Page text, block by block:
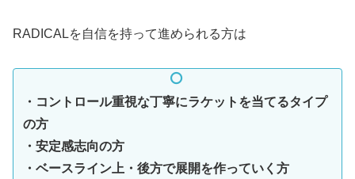
RADICALを自信を持って進められる方は
・コントロール重視な丁寧にラケットを当てるタイプ
の方
・安定感志向の方
・ベースライン上・後方で展開を作っていく方